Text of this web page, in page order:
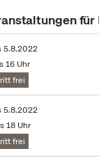
5.8.2022
16 Uhr
frei
5.8.2022
18 Uhr
frei